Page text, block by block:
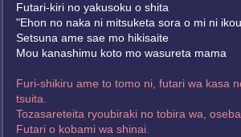
Futari-kiri no yakusoku o shita
"Ehon no naka ni mitsuketa sora o mi ni
Setsuna ame sae mo hikisaite
Mou kanashimu koto mo wasureta mama
Furi-shikiru ame to tomo ni, futari wa kasa
tsuita.
Tozasareteita ryoubiraki no tobira wa,
Futari o kobami wa shinai.